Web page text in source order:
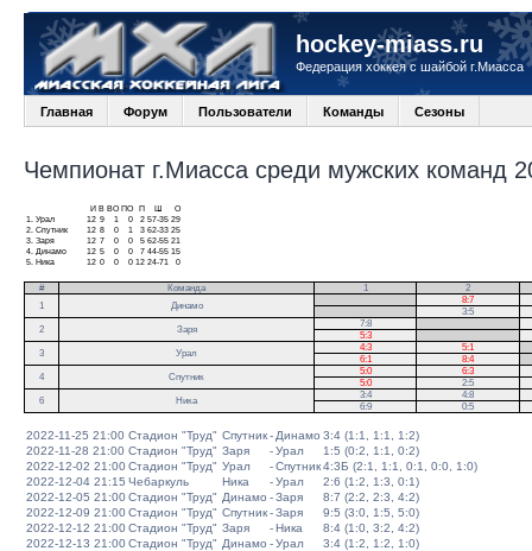
hockey-miass.ru
Федерация хоккея с шайбой г.Миасса
Главная Форум Пользователи Команды Сезоны
Чемпионат г.Миасса среди мужских команд
И В ВО ПО П
О
1.
Урал 12 9 1 0 2 57-35 29
2. Спутник 12 8 0 1 3 62-33 25
3. Заря 12 7 0 0 5 62-55 21
4.
Динамо 12 5 0 0 7 44-55 15
5.
Ника 12 0 0 0 12 24-71 0
# Команда 1
2
1
Динамо
8:7
3:5
2
Заря
7:8
5:3
3
Урал
4:3 5:1
6:1
8:4
4
Спутник
5:0
6:3
5:0
2:5
6
Ника
3:4
4:8
6:9
0:5
2022-11-25 21:00 Стадион "Труд" Спутник- Динамо 3:4 (1:1, 1:1, 1:2)
2022-11-28 21:00 Стадион "Труд" Заря -Урал
1:5 (0:2, 1:1, 0:2)
2022-12-02 21:00Стадион "Труд" Урал -Спутник4:3Б (2:1, 1:1, 0:1, 0:0, 1:0)
2022-12-04 21:15 Чебаркуль Ника -Урал
2:6 (1:2, 1:3, 0:1)
2022-12-05 21:00Стадион "Труд" Динамо -Заря
8:7 (2:2, 2:3, 4:2)
2022-12-09 21:00Стадион "Труд" Спутник-Заря
9:5 (3:0, 1:5, 5:0)
2022-12-12 21:00Стадион "Труд" Заря -Ника
8:4 (1:0, 3:2, 4:2)
2022-12-13 21:00Стадион "Труд" Динамо -Урал
3:4 (1:2, 1:2, 1:0)